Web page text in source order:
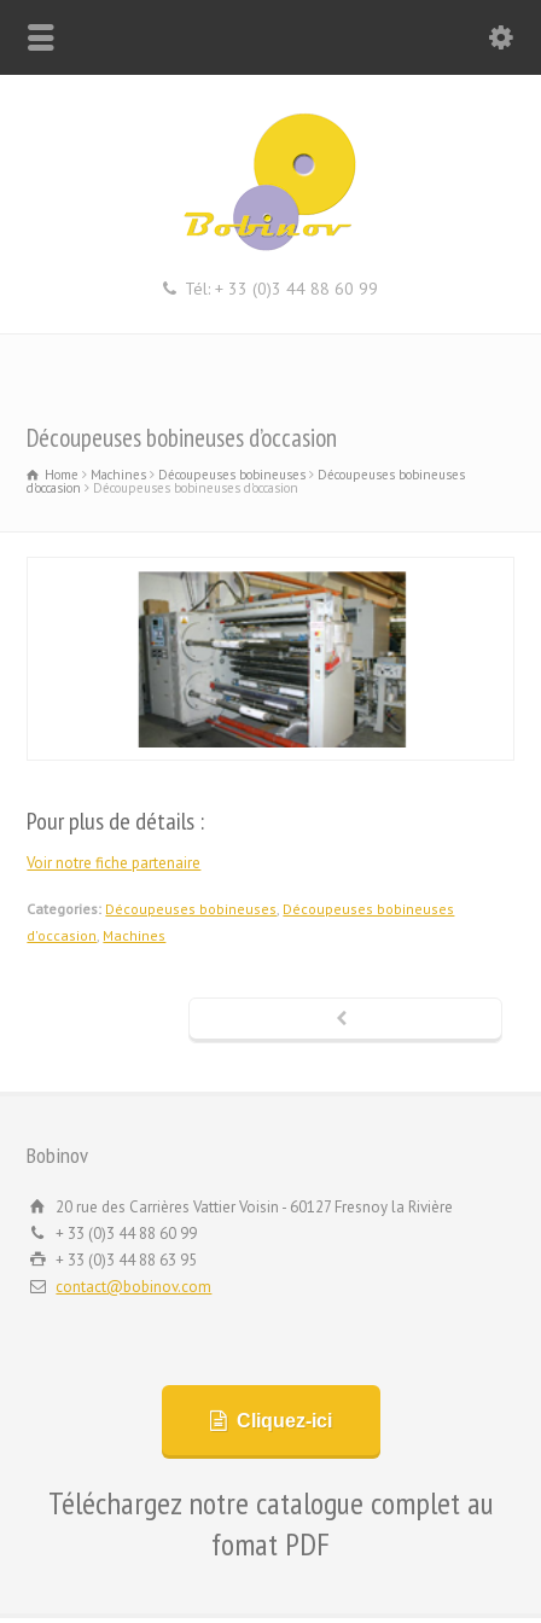
Tél: + 33 (0)3 44 88 60 99
Découpeuses bobineuses d’occasion
Home Machines Découpeuses bobineuses Découpeuses bobineuses
d'occasion Découpeuses bobineuses d'occasion
Pour plus de détails :
Voir notre fiche partenaire
Categories: Découpeuses bobineuses, Découpeuses bobineuses
d'occasion, Machines
Bobinov
20 rue des Carrières Vattier Voisin - 60127 Fresnoy la Rivière
+ 33 (0)3 44 88 60 99
+ 33 (0)3 44 88 63 95
contact@bobinov.com
Cliquez-ici
Téléchargez notre catalogue complet au
fomat PDF